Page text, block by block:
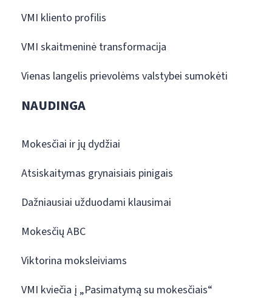
VMI kliento profilis
VMI skaitmeninė transformacija
Vienas langelis prievolėms valstybei sumokėti
NAUDINGA
Mokesčiai ir jų dydžiai
Atsiskaitymas grynaisiais pinigais
Dažniausiai užduodami klausimai
Mokesčių ABC
Viktorina moksleiviams
VMI kviečia į „Pasimatymą su mokesčiais“